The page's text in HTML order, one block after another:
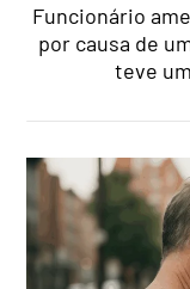
Funcionário
por causa de
teve